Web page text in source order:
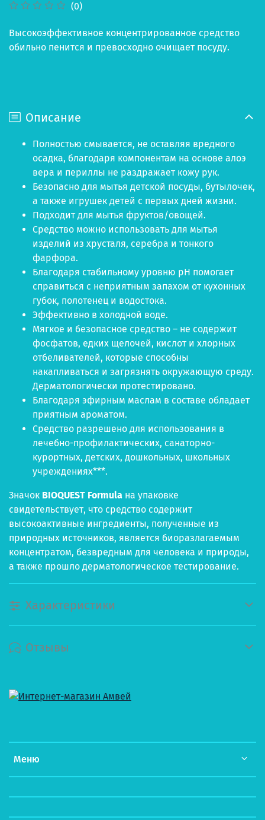
(0)
Высокоэффективное концентрированное средство
обильно пенится и превосходно очищает посуду.
Описание
Полностью смывается, не оставляя вредного
осадка, благодаря компонентам на основе алоэ
вера и периллы не раздражает кожу рук.
Безопасно для мытья детской посуды, бутылочек,
а также игрушек детей с первых дней жизни.
Подходит для мытья фруктов/овощей.
Средство можно использовать для мытья
изделий из хрусталя, серебра и тонкого
фарфора.
Благодаря стабильному уровню рН помогает
справиться с неприятным запахом от кухонных
губок, полотенец и водостока.
Эффективно в холодной воде.
Мягкое и безопасное средство – не содержит
фосфатов, едких щелочей, кислот и хлорных
отбеливателей, которые способны
накапливаться и загрязнять окружающую среду.
Дерматологически протестировано.
Благодаря эфирным маслам в составе обладает
приятным ароматом.
Средство разрешено для использования в
лечебно-профилактических, санаторно-
курортных, детских, дошкольных, школьных
учреждениях***.
Значок BIOQUEST Formula на упаковке
свидетельствует, что средство содержит
высокоактивные ингредиенты, полученные из
природных источников, является биоразлагаемым
концентратом, безвредным для человека и природы,
а также прошло дерматологическое тестирование.
Характеристики
Отзывы
Меню